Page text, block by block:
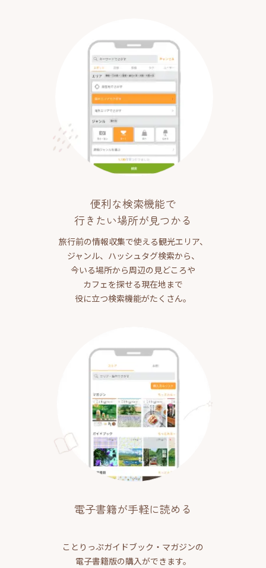
便利な検索機能で
行きたい場所が見つかる
旅行前の情報収集で使える観光エリア、
ジャンル、ハッシュタグ検索から、
今いる場所から周辺の見どころや
カフェを探せる現在地まで
役に立つ検索機能がたくさん。
電子書籍が手軽に読める
ことりっぷガイドブック・マガジンの
電子書籍版の購入ができます。